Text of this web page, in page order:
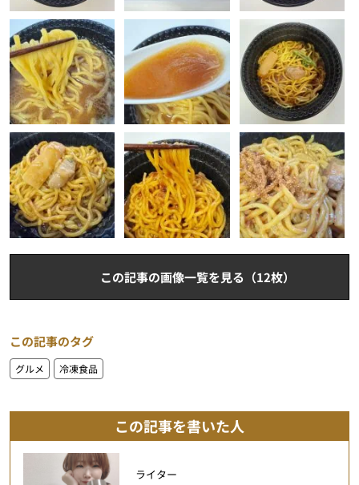
この記事の画像一覧を見る（12枚）
この記事のタグ
グルメ 冷凍食品
この記事を書いた人
ライター